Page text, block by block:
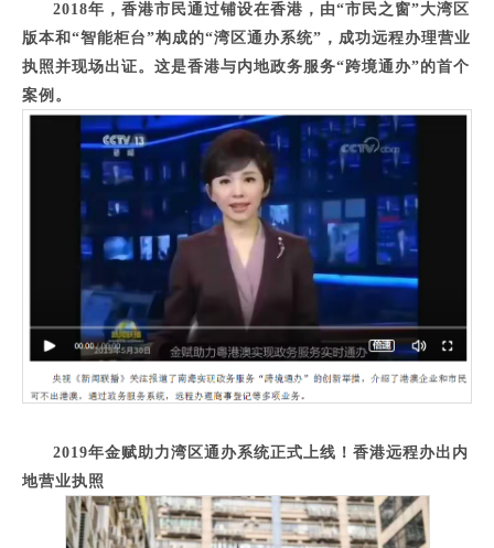
2018年，香港市民通过铺设在香港，由“市民之窗”大湾区
版本和“智能柜台”构成的“湾区通办系统”，成功远程办理营业
执照并现场出证。这是香港与内地政务服务“跨境通办”的首个
案例。
2019年金赋助力湾区通办系统正式上线！香港远程办出内
地营业执照